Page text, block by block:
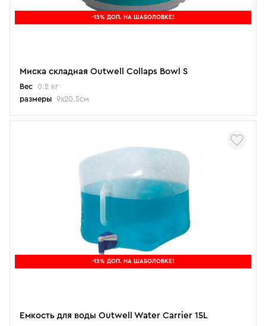
-15% ДОП. НА ШАБОЛОВКЕ!
Миска складная Outwell Collaps Bowl S
Вес
0.2 кг
размеры
9x20.5см
-15% ДОП. НА ШАБОЛОВКЕ!
Емкость для воды Outwell Water Carrier 15L